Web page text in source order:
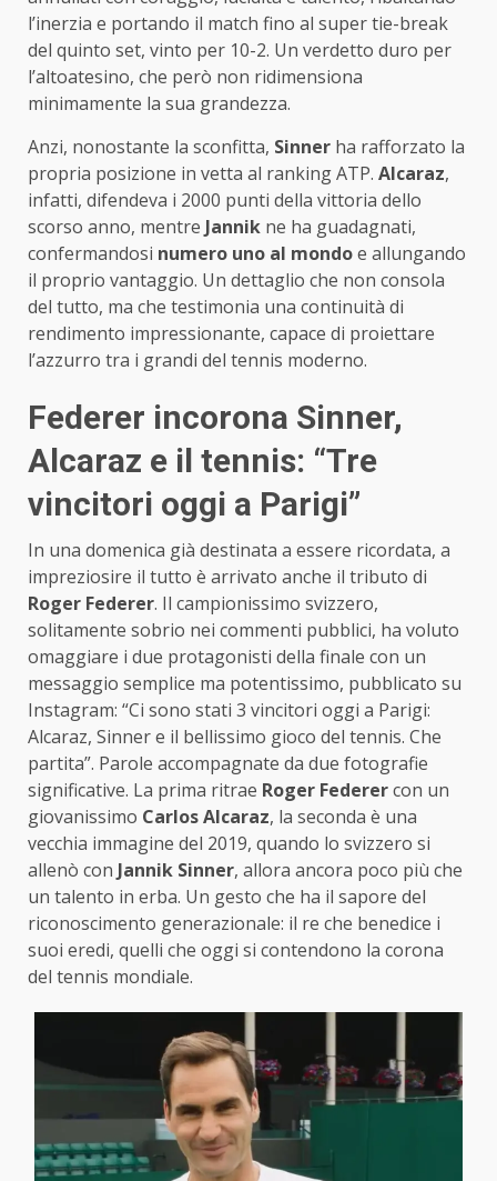
l’inerzia e portando il match fino al super tie-break
del quinto set, vinto per 10-2. Un verdetto duro per
l’altoatesino, che però non ridimensiona
minimamente la sua grandezza.
Anzi, nonostante la sconfitta, Sinner ha rafforzato la
propria posizione in vetta al ranking ATP. Alcaraz,
infatti, difendeva i 2000 punti della vittoria dello
scorso anno, mentre Jannik ne ha guadagnati,
confermandosi numero uno al mondoe allungando
il proprio vantaggio. Un dettaglio che non consola
del tutto, ma che testimonia una continuità di
rendimento impressionante, capace di proiettare
l’azzurro tra i grandi del tennis moderno.
Federer incorona Sinner,
Alcaraz e il tennis: “Tre
vincitori oggi a Parigi”
In una domenica già destinata a essere ricordata, a
impreziosire il tutto è arrivato anche il tributo di
Roger Federer. Il campionissimo svizzero,
solitamente sobrio nei commenti pubblici, ha voluto
omaggiare i due protagonisti della finale con un
messaggio semplice ma potentissimo, pubblicato su
Instagram: “Ci sono stati 3 vincitori oggi a Parigi:
Alcaraz, Sinner e il bellissimo gioco del tennis. Che
partita”. Parole accompagnate da due fotografie
significative. La prima ritrae Roger Federercon un
giovanissimo Carlos Alcaraz, la seconda è una
vecchia immagine del 2019, quando lo svizzero si
allenò con Jannik Sinner, allora ancora poco più che
un talento in erba. Un gesto che ha il sapore del
riconoscimento generazionale: il re che benedice i
suoi eredi, quelli che oggi si contendono la corona
del tennis mondiale.